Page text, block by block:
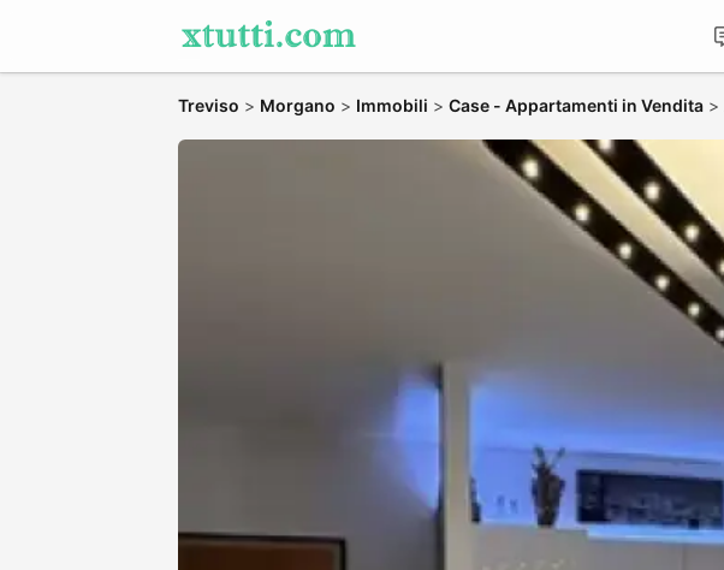
Treviso > Morgano > Immobili > Case - Appartamenti in Vendita >